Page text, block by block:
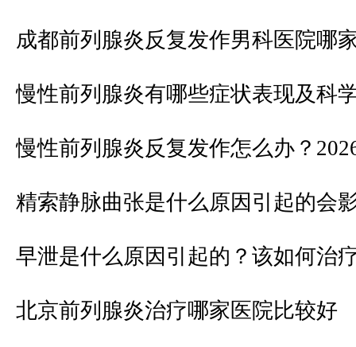
成都前列腺炎反复发作男科医院哪
慢性前列腺炎有哪些症状表现及科
慢性前列腺炎反复发作怎么办？
精索静脉曲张是什么原因引起的会
早泄是什么原因引起的？该如何治
北京前列腺炎治疗哪家医院比较好